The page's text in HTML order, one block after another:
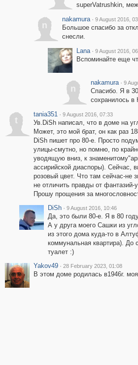
superVatrushkin,
n
nakamura · 9 August 2016,
Большое спасибо за
снесли.
Lana · 9 August 2016,
Вспоминайте еще
n
nakamura · 9
Спасибо. Я в
сохранилось в
t
tania351 · 9 August 2016, 07:33
Ув.DiSh написал, что в доме на
Может, это мой брат, он как раз
DiSh пишет про 80-е. Просто
улицы-смутно, но помню, по
уводящую вниз, к
ассирийской диаспоры). Сейчас,
розовый цвет. Что там сейчас-не
не отличить правды от
Прошу прощения за
DiSh · 9 August 2016, 10:46
Да, это были 80-е. Я в 80
А у друга моего Сашки из
из этого дома куда-то в
коммунальная квартира).
туалет :)
Yakov49 · 28 February 2023, 01:08
В этом доме родилась в1946г.